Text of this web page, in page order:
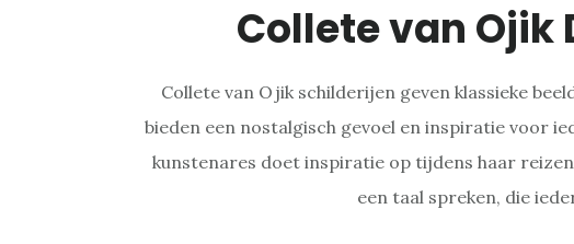
Collete van Ojik
Collete van Ojik schilderijen geven klassieke
bieden een nostalgisch gevoel en inspiratie voor
kunstenares doet inspiratie op tijdens haar
een taal spreken, die